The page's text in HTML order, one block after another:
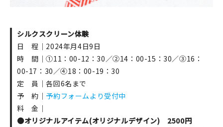
シルクスクリーン体験
日 程｜2024年月4日9日
時 間｜①11：00-12：30／②14：00-15：30／③16：
00-17：30／④18：00-19：30
定 員｜各回6名まで
予 約｜ 予約フォームより受付中
料 金｜
●オリジナルアイテム(オリジナルデザイン) 2500円